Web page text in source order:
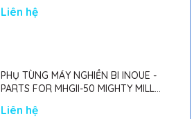
Liên hệ
PHỤ TÙNG MÁY NGHIỀN BI INOUE -
PARTS FOR MHGII-50 MIGHTY MILL
Liên hệ